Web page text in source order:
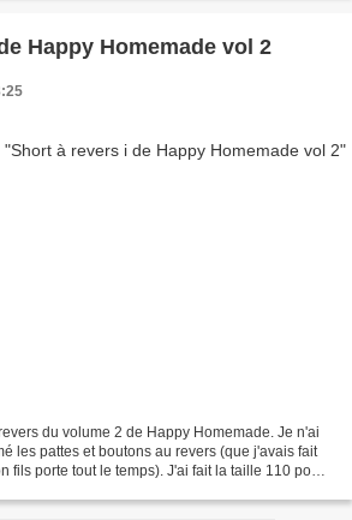
Happy Homemade vol 2
du volume 2 de Happy Homemade. Je n'ai
les pattes et boutons au revers (que j'avais fait
fils porte tout le temps). J'ai fait la taille 110 pour